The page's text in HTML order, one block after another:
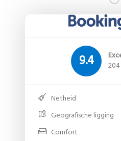
9.4
Netheid
Geografische ligging
Comfort